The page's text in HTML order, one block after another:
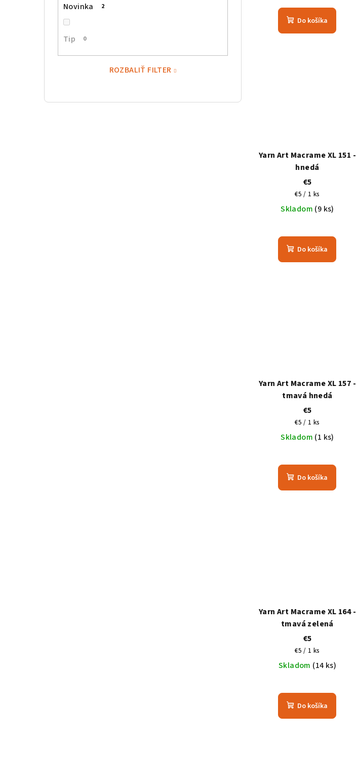
Novinka 2
Tip 0
ROZBALIŤ FILTER
Do košíka
Yarn Art Macrame XL 151 -
hnedá
€5
Jednotková
cena:
€5 / 1 ks
Skladom (9 ks)
Do košíka
Yarn Art Macrame XL 157 -
tmavá hnedá
€5
Jednotková
cena:
€5 / 1 ks
Skladom (1 ks)
Do košíka
Yarn Art Macrame XL 164 -
tmavá zelená
€5
Jednotková
cena:
€5 / 1 ks
Skladom (14 ks)
Do košíka